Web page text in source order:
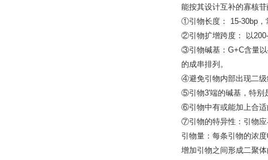
能按其设计互补的寡核
①引物长度： 15-30bp，
②引物扩增跨度： 以
③引物碱基：G+C含量以
的成串排列。
④避免引物内部出现二级
⑤引物3'端的碱基，特别
⑥引物中有或能加上合适
⑦引物的特异性：引物应
引物量：每条引物的浓
增加引物之间形成二聚